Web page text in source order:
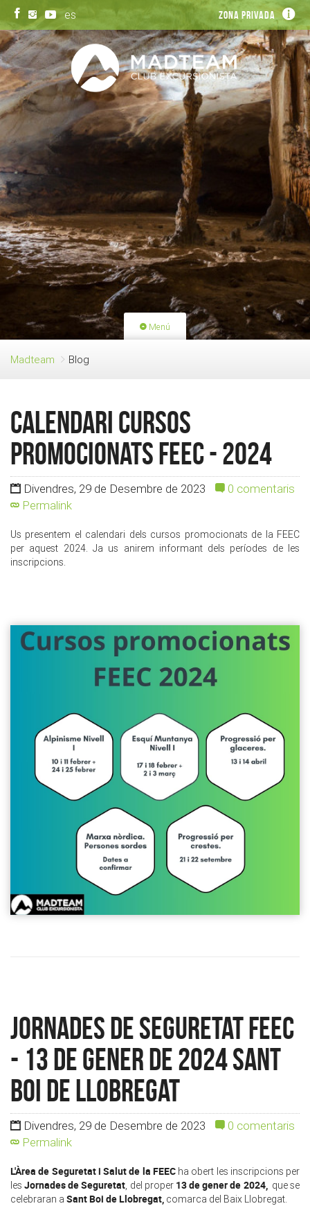
es Zona privada
Menú
PORTADA
FES-TE SOCI
Madteam Blog
Calendari cursos
promocionats FEEC - 2024
Divendres, 29 de Desembre de 2023
0 comentaris
Permalink
Us presentem el calendari dels cursos promocionats de la FEEC
per aquest 2024. Ja us anirem informant dels períodes de les
inscripcions.
Jornades de Seguretat FEEC
- 13 de gener de 2024 Sant
Boi de Llobregat
Divendres, 29 de Desembre de 2023
0 comentaris
Permalink
L'Àrea de Seguretat i Salut de la FEECha obert les inscripcions per
lesJornades de Seguretat, del proper 13 de gener de 2024, quese
celebraran a Sant Boi de Llobregat, comarca del Baix Llobregat.